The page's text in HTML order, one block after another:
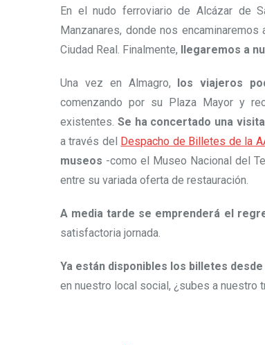
En el nudo ferroviario de Alcázar de
Manzanares, donde nos
Ciudad Real. Finalmente, llegaremos a
Una vez en Almagro, los viajeros
comenzando por su Plaza Mayor y
existentes. Se ha concertado una
a través del Despacho de Billetes de la
museos -como el Museo Nacional del
entre su variada oferta de restauración.
A media tarde se emprenderá el
satisfactoria jornada.
Ya están disponibles los billetes
en nuestro local social, ¿subes a nuestro